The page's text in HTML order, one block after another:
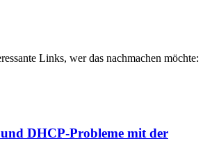
Links, wer das nachmachen möchte:
DHCP-Probleme mit der